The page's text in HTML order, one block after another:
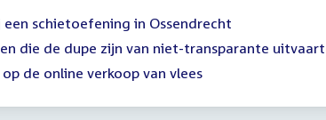
schietoefening in Ossendrecht
die de dupe zijn van niet-transparante
de online verkoop van vlees